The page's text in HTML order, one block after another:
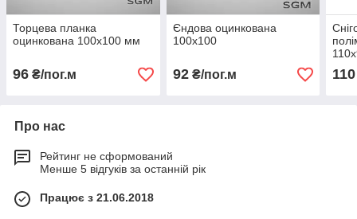
Торцева планка
оцинкована 100х100 мм
96 ₴/пог.м
Єндова оцинкована
100х100
92₴/пог.м 110
Про нас
Рейтинг не сформований
Менше 5 відгуків за останній рік
Працює з 21.06.2018